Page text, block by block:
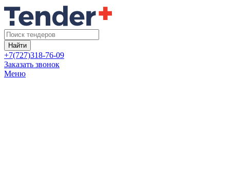
Найти
+7(727)318-76-09
Заказать звонок
Меню